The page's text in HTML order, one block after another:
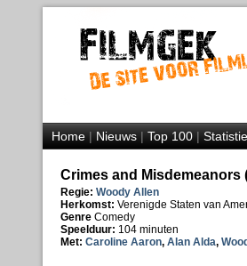
Home|Nieuws|Top 100|
Crimes and Misdemeanors
Regie: Woody Allen
Herkomst: Verenigde Staten van
Genre Comedy
Speelduur: 104 minuten
Met: Caroline Aaron, Alan Alda,